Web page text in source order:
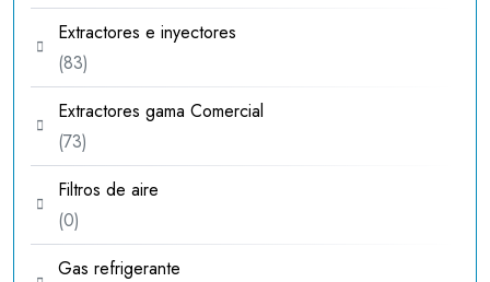
productos
Extractores e inyectores
8383
productos
Extractores gama Comercial
7373
productos
Filtros de aire
00
productos
Gas refrigerante